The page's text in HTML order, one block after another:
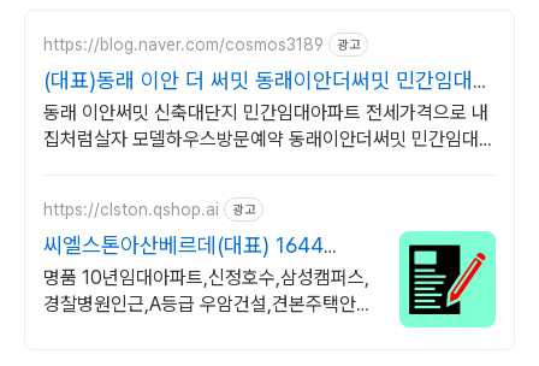
https://blog.naver.com/cosmos3189 광고
(대표)동래 이안 더 써밋 동래이안더써밋 민간임대아
파트
동래 이안써밋 신축대단지 민간임대아파트 전세가격으로 내
집처럼살자 모델하우스방문예약 동래이안더써밋 민간임대아
https://clston.qshop.ai 광고
씨엘스톤아산베르데(대표) 1644
1896 방문등록
명품 10년임대아파트,신정호수,삼성캠퍼스,
경찰병원인근,A등급 우암건설,견본주택안내